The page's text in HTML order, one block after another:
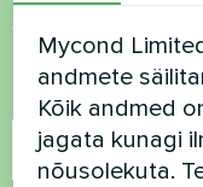
Võtke meiega
Nimi
Mycond
andmete
Kõik andmed
jagata kunagi
nõusolekuta.